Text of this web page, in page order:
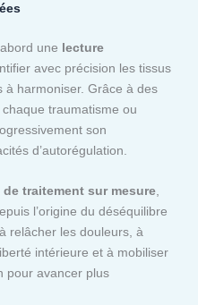
une lecture
avec précision les tissus
à harmoniser. Grâce à des
traumatisme ou
son
d’autorégulation.
traitement sur mesure,
l’origine du déséquilibre
relâcher les douleurs, à
intérieure et à mobiliser
pour avancer plus